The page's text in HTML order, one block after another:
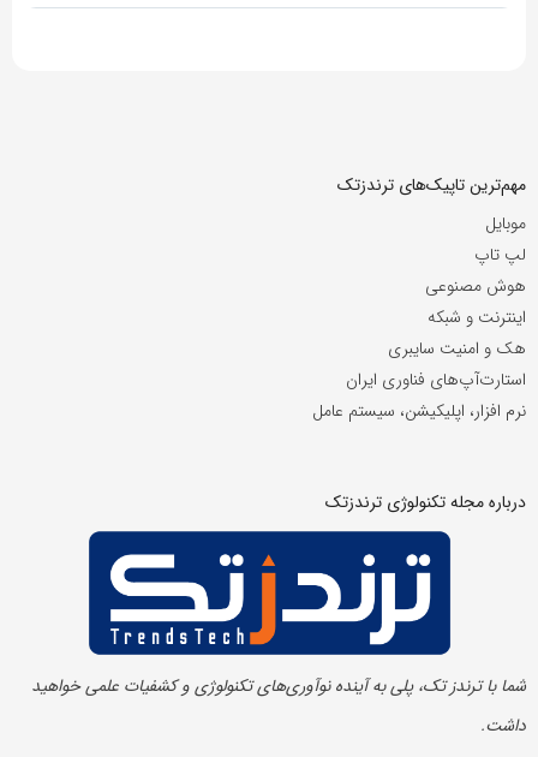
مهم‌ترین تاپیک‌های ترندزتک
موبایل
لپ تاپ
هوش مصنوعی
اینترنت و شبکه
هک و امنیت سایبری
استارت‌آپ‌های فناوری ایران
نرم افزار، اپلیکیشن، سیستم عامل
درباره مجله تکنولوژی ترندزتک
شما با ترندز تک، پلی به آینده‌ نوآوری‌های تکنولوژی و کشفیات علمی خواهید
داشت.